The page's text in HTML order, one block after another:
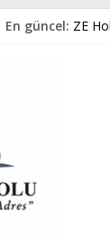
En güncel: ZE